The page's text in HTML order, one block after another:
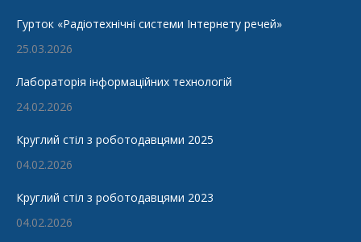
Гурток «Радіотехнічні системи Інтернету речей»
25.03.2026
Лабораторія інформаційних технологій
24.02.2026
Круглий стіл з роботодавцями 2025
04.02.2026
Круглий стіл з роботодавцями 2023
04.02.2026